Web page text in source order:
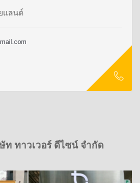
แลนด์
ท ทาวเวอร์ ดีไซน์ จำกัด